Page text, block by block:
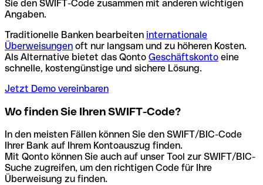
Sie den SWIFT-Code zusammen mit anderen wichtigen
Angaben.
Traditionelle Banken bearbeiten internationale
Überweisungen oft nur langsam und zu höheren Kosten.
Als Alternative bietet das Qonto Geschäftskonto eine
schnelle, kostengünstige und sichere Lösung.
Jetzt Demo vereinbaren
Wo finden Sie Ihren SWIFT-Code?
In den meisten Fällen können Sie den SWIFT/BIC-Code
Ihrer Bank auf Ihrem Kontoauszug finden.
Mit Qonto können Sie auch auf unser Tool zur SWIFT/BIC-
Suche zugreifen, um den richtigen Code für Ihre
Überweisung zu finden.